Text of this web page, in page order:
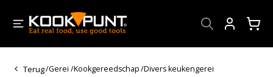
Terug/Gerei /Kookgereedschap/Divers keukengerei